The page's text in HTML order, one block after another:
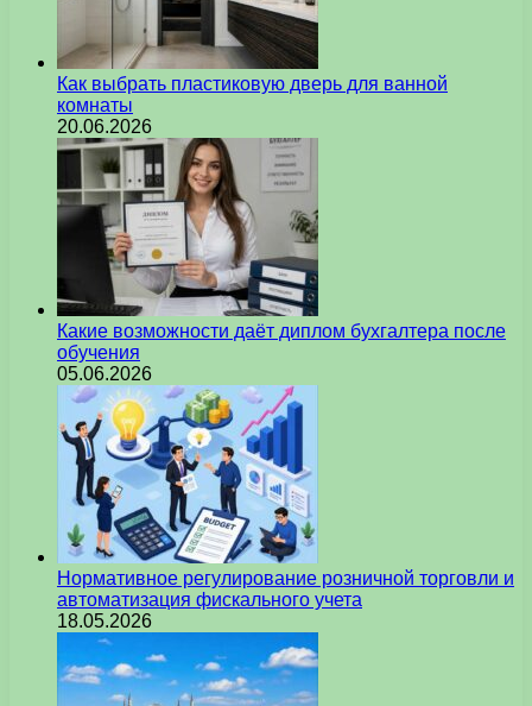
Как выбрать пластиковую дверь для ванной
комнаты
20.06.2026
Какие возможности даёт диплом бухгалтера после
обучения
05.06.2026
Нормативное регулирование розничной торговли и
автоматизация фискального учета
18.05.2026